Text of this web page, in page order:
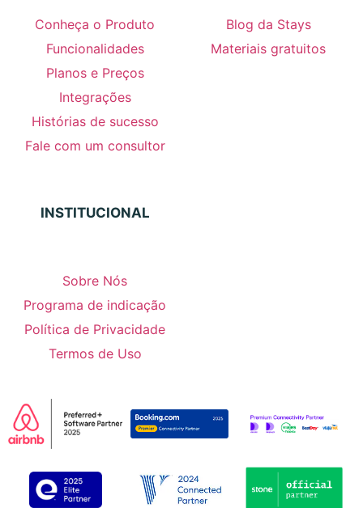
Conheça o Produto
Funcionalidades
Planos e Preços
Integrações
Histórias de sucesso
Fale com um consultor
Blog da Stays
Materiais gratuitos
INSTITUCIONAL
Sobre Nós
Programa de indicação
Política de Privacidade
Termos de Uso